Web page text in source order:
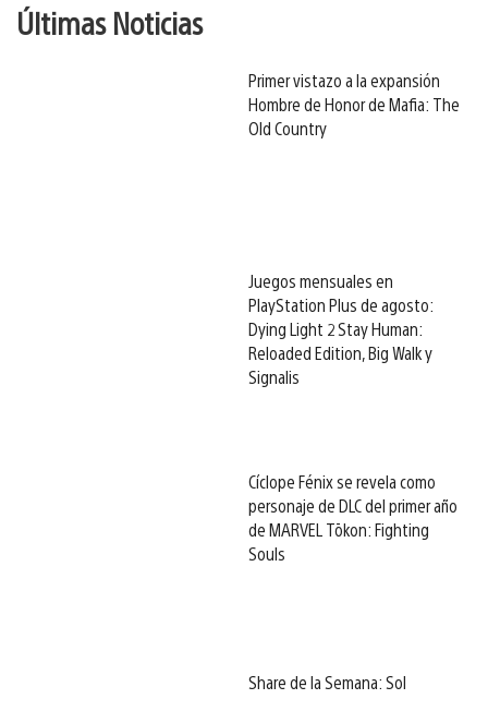
Últimas Noticias
Primer vistazo a la expansión
Hombre de Honor de Mafia: The
Old Country
Juegos mensuales en
PlayStation Plus de agosto:
Dying Light 2 Stay Human:
Reloaded Edition, Big Walk y
Signalis
Cíclope Fénix se revela como
personaje de DLC del primer año
de MARVEL Tōkon: Fighting
Souls
Share de la Semana: Sol